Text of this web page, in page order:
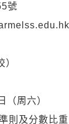
號
（周六）
則及分數比